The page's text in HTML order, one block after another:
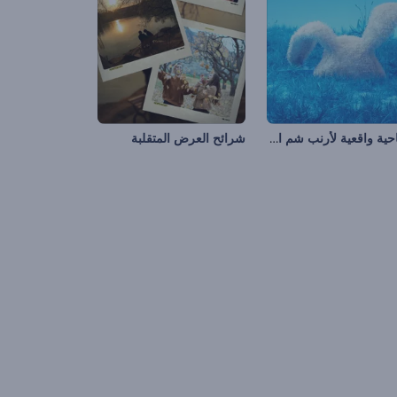
افتتاحية واقعية لأرنب شم النسيم شرائح العرض المتقلبة